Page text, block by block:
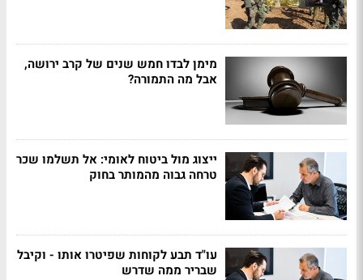
מימן לבדו חמש שנים של קרב ירושה,
אבל מה התמורה?
ייצוג מול ביטוח לאומי: אל תשלמו שכר
טרחה גבוה מהמותר בחוק
עו"ד תבע לקוחות שפיטרו אותו - וקיבל
שבריר ממה שדרש